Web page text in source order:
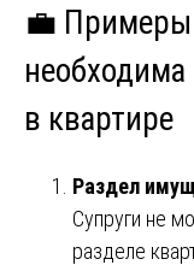
💼 Примеры
в квартире
Раздел
Супруги не
разделе